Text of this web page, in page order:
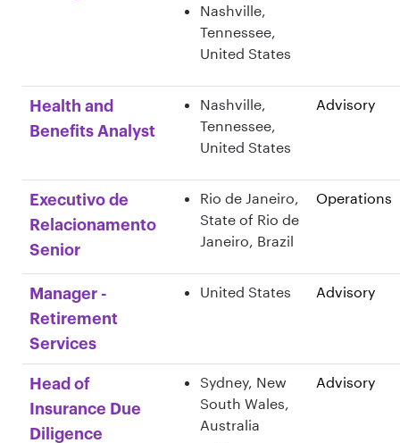
Nashville,
Tennessee,
United States
Health and
Benefits Analyst
Nashville,
Tennessee,
United States
Advisory
Executivo de
Relacionamento
Senior
Rio de Janeiro,
State of Rio de
Janeiro, Brazil
Operations
Manager -
Retirement
Services
United States Advisory
Head of
Insurance Due
Diligence
Sydney, New
South Wales,
Australia
Advisory